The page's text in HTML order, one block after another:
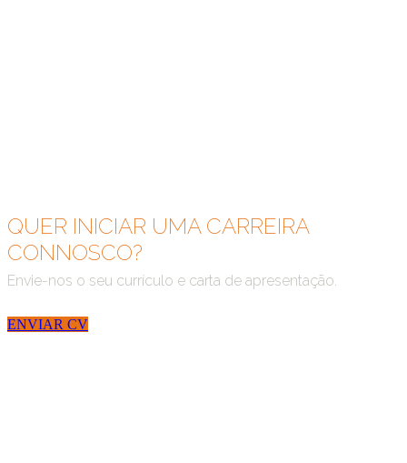
QUER INICIAR UMA CARREIRA
CONNOSCO?
Envie-nos o seu currículo e carta de apresentação.
ENVIAR CV